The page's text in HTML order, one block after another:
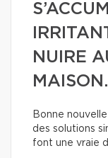
NUIRE
MAISON.
Bonne
des solutions
font une vraie